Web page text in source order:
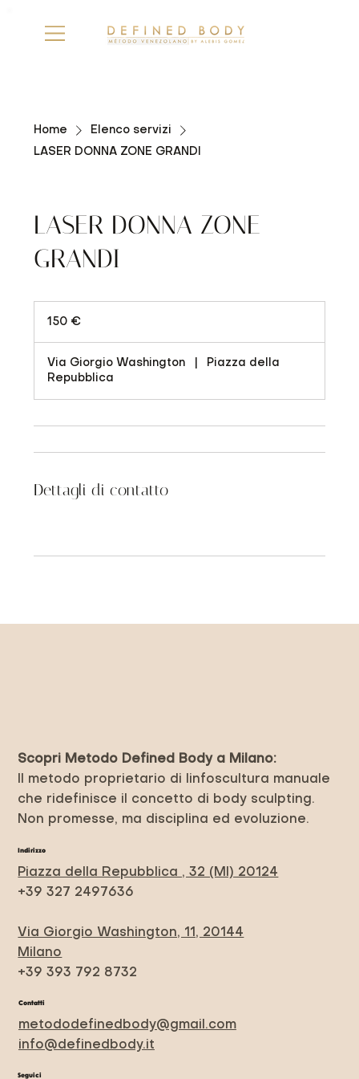
Home Elenco servizi
LASER DONNA ZONE GRANDI
LASER DONNA ZONE
GRANDI
euro
150 €
Via Giorgio Washington
Piazza della
Repubblica
Dettagli di contatto
Scopri Metodo Defined Body a Milano:
Il metodo proprietario di linfoscultura manuale
che ridefinisce il concetto di body sculpting.
Non promesse, ma disciplina ed evoluzione.
Indirizzo
Piazza della Repubblica , 32 (MI) 20124
+39 327 2497636
Via Giorgio Washington, 11, 20144
Milano
+39 393 792 8732
Contatti
metododefinedbody@gmail.com
info@definedbody.it
Seguici